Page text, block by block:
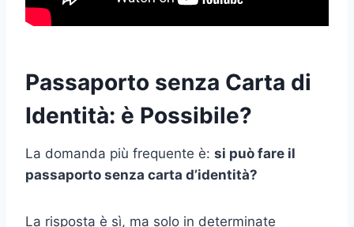
Passaporto senza Carta di
Identità: è Possibile?
La domanda più frequente è: si può fare il
passaporto senza carta d’identità?
La risposta è sì, ma solo in determinate